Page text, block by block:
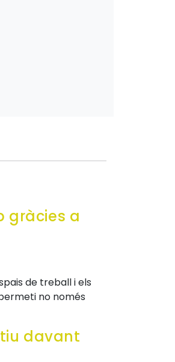
gràcies a
de treball i els
no només
davant